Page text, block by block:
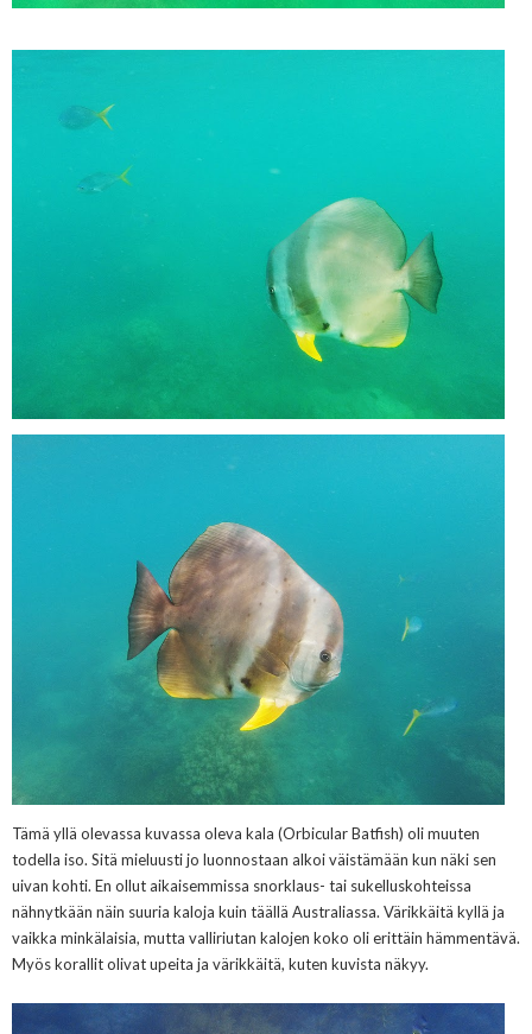
Tämä yllä olevassa kuvassa oleva kala (Orbicular Batfish) oli muuten
todella iso. Sitä mieluusti jo luonnostaan alkoi väistämään kun näki sen
uivan kohti. En ollut aikaisemmissa snorklaus- tai sukelluskohteissa
nähnytkään näin suuria kaloja kuin täällä Australiassa. Värikkäitä kyllä ja
vaikka minkälaisia, mutta valliriutan kalojen koko oli erittäin hämmentävä.
Myös korallit olivat upeita ja värikkäitä, kuten kuvista näkyy.